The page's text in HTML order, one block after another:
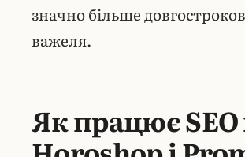
значно більше
важеля.
Як працює SEO